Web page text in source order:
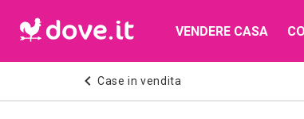
VENDERE CASA
Case in vendita